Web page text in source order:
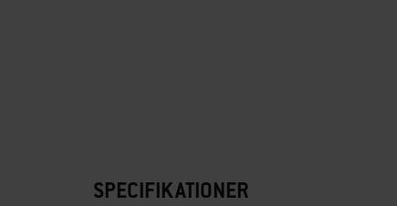
SPECIFIKATIONER